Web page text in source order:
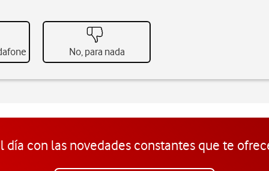
No, para nada
día con las novedades constantes que te